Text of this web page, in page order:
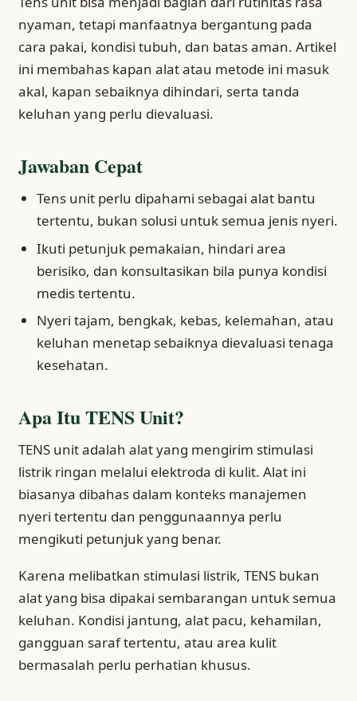
nyaman, tetapi manfaatnya bergantung pada
cara pakai, kondisi tubuh, dan batas aman. Artikel
ini membahas kapan alat atau metode ini masuk
akal, kapan sebaiknya dihindari, serta tanda
keluhan yang perlu dievaluasi.
Jawaban Cepat
Tens unit perlu dipahami sebagai alat bantu
tertentu, bukan solusi untuk semua jenis nyeri.
Ikuti petunjuk pemakaian, hindari area
berisiko, dan konsultasikan bila punya kondisi
medis tertentu.
Nyeri tajam, bengkak, kebas, kelemahan, atau
keluhan menetap sebaiknya dievaluasi tenaga
kesehatan.
Apa Itu TENS Unit?
TENS unit adalah alat yang mengirim stimulasi
listrik ringan melalui elektroda di kulit. Alat ini
biasanya dibahas dalam konteks manajemen
nyeri tertentu dan penggunaannya perlu
mengikuti petunjuk yang benar.
Karena melibatkan stimulasi listrik, TENS bukan
alat yang bisa dipakai sembarangan untuk semua
keluhan. Kondisi jantung, alat pacu, kehamilan,
gangguan saraf tertentu, atau area kulit
bermasalah perlu perhatian khusus.